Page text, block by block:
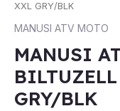
XXL GRY/BLK
MANUSI ATV MOTO
MANUSI
GRY/BLK